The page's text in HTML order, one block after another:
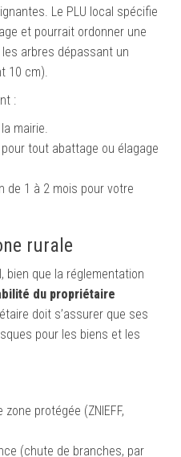
Le PLU local spécifie
et pourrait ordonner une
les arbres dépassant un
10 cm).
:
mairie.
tout abattage ou élagage
de 1 à 2 mois pour votre
rurale
bien que la réglementation
du propriétaire
doit s’assurer que ses
pour les biens et les
protégée (ZNIEFF,
(chute de branches, par